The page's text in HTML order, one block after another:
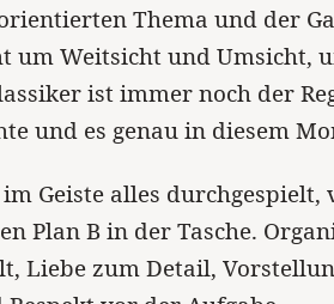
Thema und der
um Weitsicht und Umsicht,
ist immer noch der
und es genau in diesem
Geiste alles
Plan B in der Tasche.
Liebe zum Detail,